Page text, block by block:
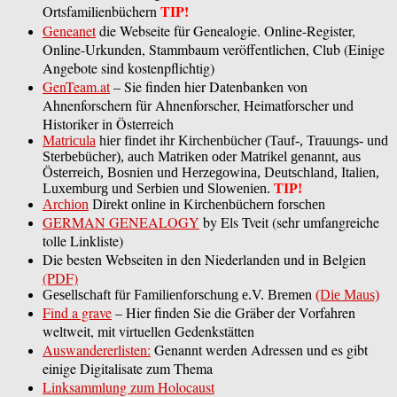
Ortsfamilienbüchern TIP!
Geneanetdie Webseite für Genealogie. Online-Register,
Online-Urkunden, Stammbaum veröffentlichen, Club (Einige
Angebote sind kostenpflichtig)
GenTeam.at– Sie finden hier Datenbanken von
Ahnenforschern für Ahnenforscher, Heimatforscher und
Historiker in Österreich
Matricula hier findet ihr Kirchenbücher (Tauf-, Trauungs- und
Sterbebücher), auch Matriken oder Matrikel genannt, aus
Österreich, Bosnien und Herzegowina, Deutschland, Italien,
Luxemburg und Serbien und Slowenien. TIP!
Archion Direkt online in Kirchenbüchern forschen
GERMAN GENEALOGY by Els Tveit (sehr umfangreiche
tolle Linkliste)
Die besten Webseiten in den Niederlanden und in Belgien
(PDF)
Gesellschaft für Familienforschung e.V. Bremen (Die Maus)
Find a grave– Hier finden Sie die Gräber der Vorfahren
weltweit, mit virtuellen Gedenkstätten
Auswandererlisten: Genannt werden Adressen und es gibt
einige Digitalisate zum Thema
Linksammlung zum Holocaust